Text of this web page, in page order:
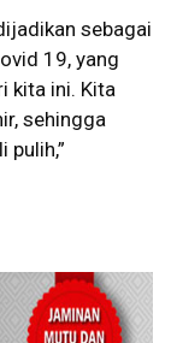
sebagai
19, yang
kita ini. Kita
sehingga
pulih,”